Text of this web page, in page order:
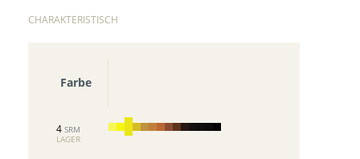
CHARAKTERISTISCH
Farbe
4 SRM
LAGER